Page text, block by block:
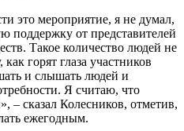
это мероприятие, я не думал,
поддержку от представителей
Такое количество людей не
горят глаза участников
и слышать людей и
Я считаю, что
– сказал Колесников, отметив,
ежегодным.